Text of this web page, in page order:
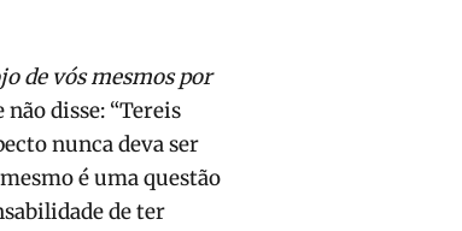
de vós mesmos por
não disse: “Tereis
nunca deva ser
é uma questão
de ter